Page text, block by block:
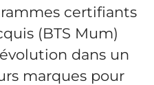
certifiants
(BTS Mum)
dans un
marques pour